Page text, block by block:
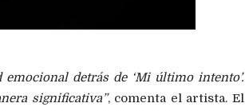
detrás de ‘Mi último intento’.
significativa”, comenta el artista. El